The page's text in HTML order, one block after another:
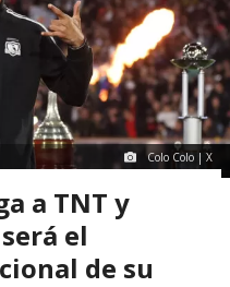
Colo Colo | X
a TNT y
el
de su